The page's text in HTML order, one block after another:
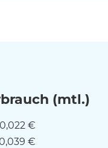
(mtl.)
0,022 €
€